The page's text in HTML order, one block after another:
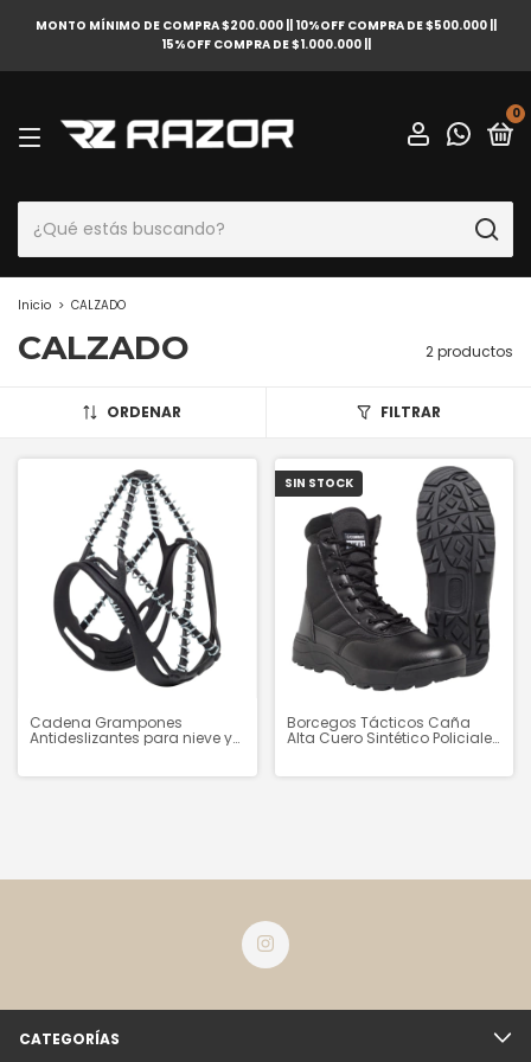
MONTO MÍNIMO DE COMPRA $200.000 || 10%OFF COMPRA DE $500.000 ||
15%OFF COMPRA DE $1.000.000 ||
0
Inicio > CALZADO
CALZADO 2 productos
ORDENAR FILTRAR
Cadena Grampones
Antideslizantes para nieve y
SIN STOCK
Borcegos Tácticos Caña
Alta Cuero Sintético Policiales
CATEGORÍAS